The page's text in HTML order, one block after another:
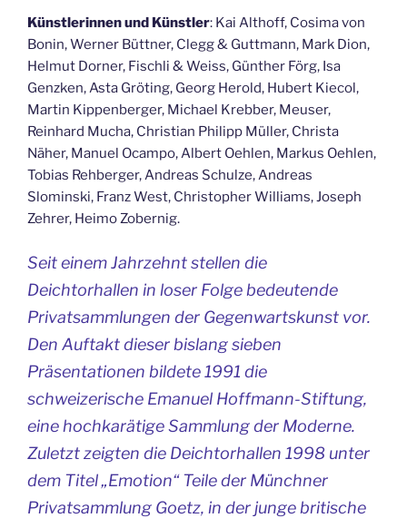
Künstlerinnen und Künstler: Kai Althoff, Cosima von
Bonin, Werner Büttner, Clegg & Guttmann, Mark Dion,
Helmut Dorner, Fischli & Weiss, Günther Förg, Isa
Genzken, Asta Gröting, Georg Herold, Hubert Kiecol,
Martin Kippenberger, Michael Krebber, Meuser,
Reinhard Mucha, Christian Philipp Müller, Christa
Näher, Manuel Ocampo, Albert Oehlen, Markus Oehlen,
Tobias Rehberger, Andreas Schulze, Andreas
Slominski, Franz West, Christopher Williams, Joseph
Zehrer, Heimo Zobernig.
Seit einem Jahrzehnt stellen die
Deichtorhallen in loser Folge bedeutende
Privatsammlungen der Gegenwartskunst vor.
Den Auftakt dieser bislang sieben
Präsentationen bildete 1991 die
schweizerische Emanuel Hoffmann-Stiftung,
eine hochkarätige Sammlung der Moderne.
Zuletzt zeigten die Deichtorhallen 1998 unter
dem Titel „Emotion“ Teile der Münchner
Privatsammlung Goetz, in der junge britische